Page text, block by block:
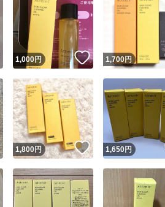
いいね！
1,000円 いいね！
1,700円
いいね！
1,800円 いいね！
1,650円